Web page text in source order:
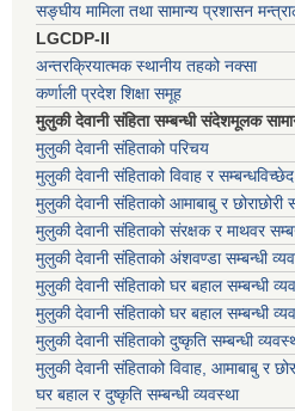
सङ्घीय मामिला तथा सामान्य प्रशासन
LGCDP-II
अन्तरक्रियात्मक स्थानीय तहको नक्सा
कर्णाली प्रदेश शिक्षा समूह
मुलुकी देवानी संहिता सम्बन्धी संदेशमूलक
मुलुकी देवानी संहिताको परिचय
मुलुकी देवानी संहिताको विवाह र
मुलुकी देवानी संहिताको आमाबाबु र छोराछोरी
मुलुकी देवानी संहिताको संरक्षक र माथवर
मुलुकी देवानी संहिताको अंशवण्डा सम्बन्धी
मुलुकी देवानी संहिताको घर बहाल सम्बन्धी
मुलुकी देवानी संहिताको घर बहाल सम्बन्धी
मुलुकी देवानी संहिताको दुष्कृति सम्बन्धी
मुलुकी देवानी संहिताको विवाह, आमाबाबु र
घर बहाल र दुष्कृति सम्बन्धी व्यवस्था